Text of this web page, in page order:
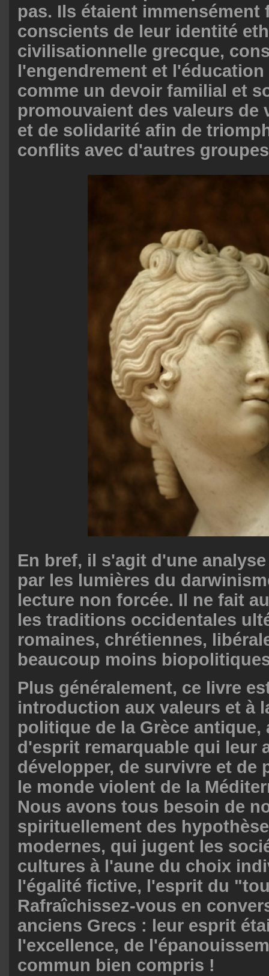
pas. Ils étaient immensément
conscients de leur identité
civilisationnelle grecque,
l'engendrement et
comme un devoir familial et
promouvaient des valeurs de
et de solidarité afin de
conflits avec d'autres
En bref, il s'agit d'une
par les lumières du
lecture non forcée. Il ne fait
les traditions occidentales
romaines, chrétiennes,
beaucoup moins
Plus généralement, ce livre
introduction aux valeurs et à
politique de la Grèce
d'esprit remarquable qui leur
développer, de survivre et de
le monde violent de la
Nous avons tous besoin de
spirituellement des
modernes, qui jugent les
cultures à l'aune du choix
l'égalité fictive, l'esprit du
Rafraîchissez-vous en
anciens Grecs : leur esprit
l'excellence, de
commun bien compris !